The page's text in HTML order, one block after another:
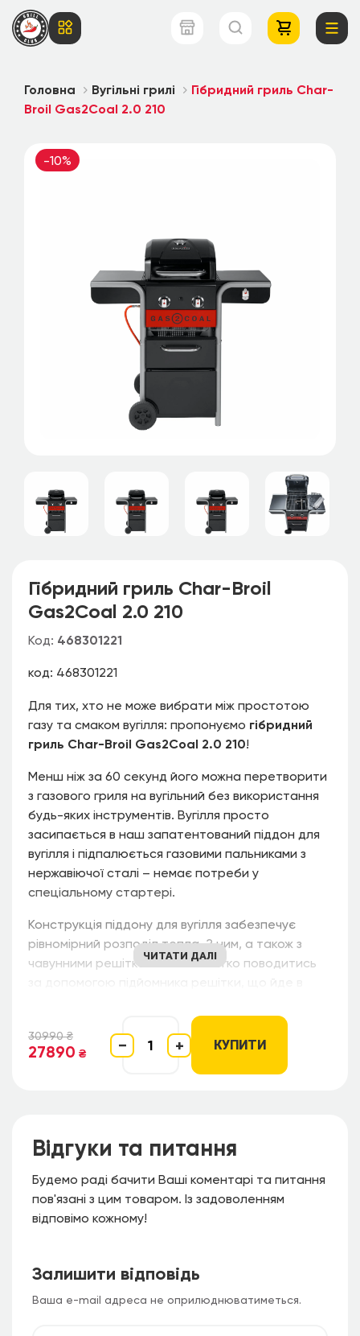
Головна Вугільні грилі
Гібридний гриль Char-
Broil Gas2Coal 2.0 210
-10%
Гібридний гриль Char-Broil
Gas2Coal 2.0 210
Код: 468301221
код: 468301221
Для тих, хто не може вибрати між простотою
газу та смаком вугілля: пропонуємо гібридний
гриль Char-Broil Gas2Coal 2.0 210!
Менш ніж за 60 секунд його можна перетворити
з газового гриля на вугільний без використання
будь-яких інструментів. Вугілля просто
засипається в наш запатентований піддон для
вугілля і підпалюється газовими пальниками з
нержавіючої сталі – немає потреби у
спеціальному стартері.
Конструкція піддону для вугілля забезпечує
рівномірний розподіл тепла. З ним, а також з
чавунними решітками можна легко поводитись
Всередині гриля є місце для газового балона,
який можна легко підключити та від’єднати
відкривалка з литого цинку гарантує, що ваш
улюблений охолоджений напій не залишиться
запечатаним надовго.
При необхідності гриль можна розширити,
ЧИТАТИ ДАЛІ
30990₴
27890 ₴ − + КУПИТИ
Відгуки та питання
Будемо раді бачити Ваші коментарі та питання
пов'язані з цим товаром. Із задоволенням
відповімо кожному!
Залишити відповідь
Ваша e-mail адреса не оприлюднюватиметься.